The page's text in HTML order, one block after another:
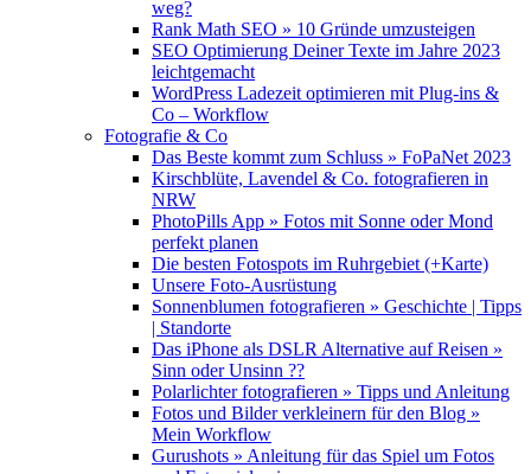
weg?
Rank Math SEO » 10 Gründe umzusteigen
SEO Optimierung Deiner Texte im Jahre 2023
leichtgemacht
WordPress Ladezeit optimieren mit Plug-ins &
Co – Workflow
Fotografie & Co
Das Beste kommt zum Schluss » FoPaNet 2023
Kirschblüte, Lavendel & Co. fotografieren in
NRW
PhotoPills App » Fotos mit Sonne oder Mond
perfekt planen
Die besten Fotospots im Ruhrgebiet (+Karte)
Unsere Foto-Ausrüstung
Sonnenblumen fotografieren » Geschichte | Tipps
| Standorte
Das iPhone als DSLR Alternative auf Reisen »
Sinn oder Unsinn ??
Polarlichter fotografieren » Tipps und Anleitung
Fotos und Bilder verkleinern für den Blog »
Mein Workflow
Gurushots » Anleitung für das Spiel um Fotos